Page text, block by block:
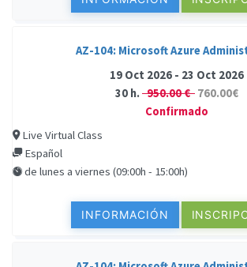
AZ-104: Microsoft Azure
19 Oct 2026 - 23 Oct 2026
30 h.950.00 € 760.00€
Confirmado
Live Virtual Class
Español
de lunes a viernes (09:00h - 15:00h)
INFORMACIÓN